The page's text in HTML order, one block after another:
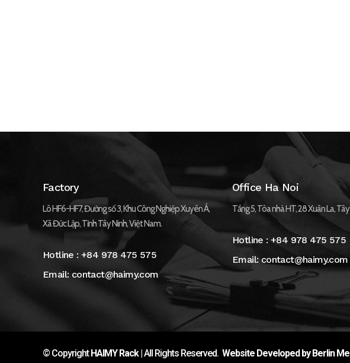
Factory
Lô HF6-HF7, Đường số 3, Khu Công Nghiệp Xuyên Á,
Xã Đức Lập, Tỉnh Tây Ninh, Việt Nam.
Hotline :+84 978 475 575
Email:contact@haimy.com
Office Ha Noi
Tầng 5, Tòa nhà HT, 28 Xuân La,
Hotline :+84 978 475 575
Email:contact@haimy.com
© CopyrightHAIMY Rack| All Rights Reserved. Website Developed by Berlin